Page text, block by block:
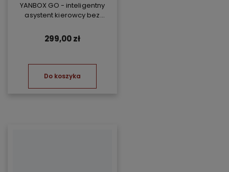
YANBOX GO - inteligentny
asystent kierowcy bez
299,00 zł
Do koszyka